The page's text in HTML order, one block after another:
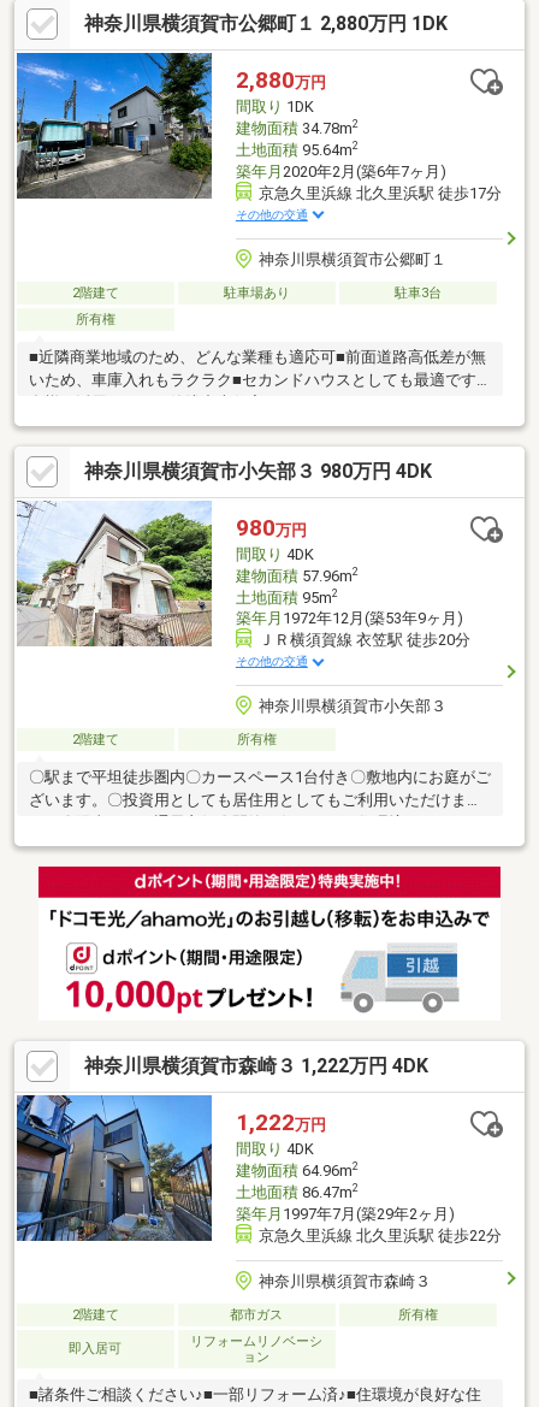
神奈川県横須賀市公郷町１ 2,880万円 1DK
2,880万円
間取り 1DK
建物面積34.78m2
土地面積95.64m2
築年月 2020年2月(築6年7ヶ月)
京急久里浜線 北久里浜駅 徒歩17分
その他の交通
神奈川県横須賀市公郷町１
2階建て 駐車場あり
駐車3台
所有権
■近隣商業地域のため、どんな業種も適応可■前面道路高低差が無
いため、車庫入れもラクラク■セカンドハウスとしても最適です■
多様な活用ができる築浅中古住宅です
神奈川県横須賀市小矢部３ 980万円 4DK
980万円
間取り 4DK
建物面積57.96m2
土地面積95m2
築年月 1972年12月(築53年9ヶ月)
ＪＲ横須賀線 衣笠駅 徒歩20分
その他の交通
神奈川県横須賀市小矢部３
2階建て 所有権
〇駅まで平坦徒歩圏内〇カースペース1台付き〇敷地内にお庭がご
ざいます。〇投資用としても居住用としてもご利用いただけま
神奈川県横須賀市森崎３ 1,222万円 4DK
1,222万円
間取り 4DK
建物面積64.96m2
土地面積86.47m2
築年月 1997年7月(築29年2ヶ月)
京急久里浜線 北久里浜駅 徒歩22分
神奈川県横須賀市森崎３
2階建て 都市ガス 所有権
即入居可
リフォームリノベーシ
ョン
■諸条件ご相談ください♪■一部リフォーム済♪■住環境が良好な住